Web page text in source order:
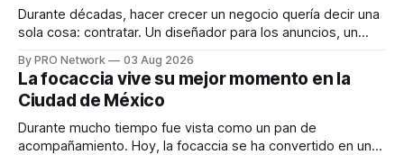
Durante décadas, hacer crecer un negocio quería decir una
sola cosa: contratar. Un diseñador para los anuncios, un
para los textos, alguien que supiera de publicidad digital
para encontrar prospectos, un vendedor para atender
llamadas y mensajes, y —con suerte— una persona
By PRO Network 03 Aug 2026
La focaccia vive su mejor momento en la
Ciudad de México
Durante mucho tiempo fue vista como un pan de
acompañamiento. Hoy, la focaccia se ha convertido en uno